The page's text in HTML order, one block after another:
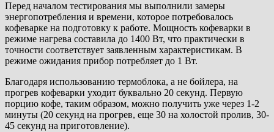
Перед началом тестирования мы выполнили замеры
энергопотребления и времени, которое потребовалось
кофеварке на подготовку к работе. Мощность кофеварки в
режиме нагрева составила до 1400 Вт, что практически в
точности соответствует заявленным характеристикам. В
режиме ожидания прибор потребляет до 1 Вт.
Благодаря использованию термоблока, а не бойлера, на
прогрев кофеварки уходит буквально 20 секунд. Первую
порцию кофе, таким образом, можно получить уже через 1-2
минуты (20 секунд на прогрев, еще 30 на холостой пролив, 30-
45 секунд на приготовление).